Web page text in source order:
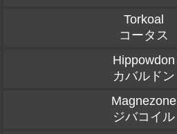
Torkoal
コータス
Hippowdon
カバルドン
Magnezone
ジバコイル